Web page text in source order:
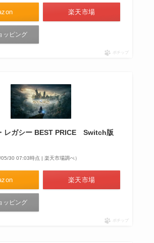
楽天市場
ッピング
ポチップ
レガシー BEST PRICE Switch版
05/30 07:03時点 | 楽天市場調べ）
楽天市場
ッピング
ポチップ